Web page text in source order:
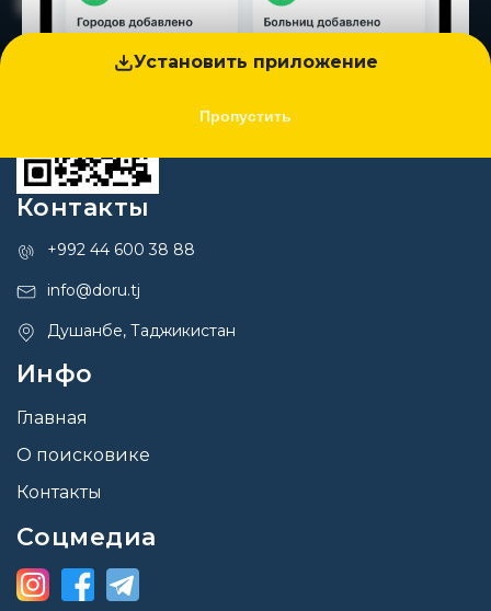
Установить приложение
Пропустить
Контакты
+992 44 600 38 88
info@doru.tj
Душанбе, Таджикистан
Инфо
Главная
О поисковике
Контакты
Соцмедиа